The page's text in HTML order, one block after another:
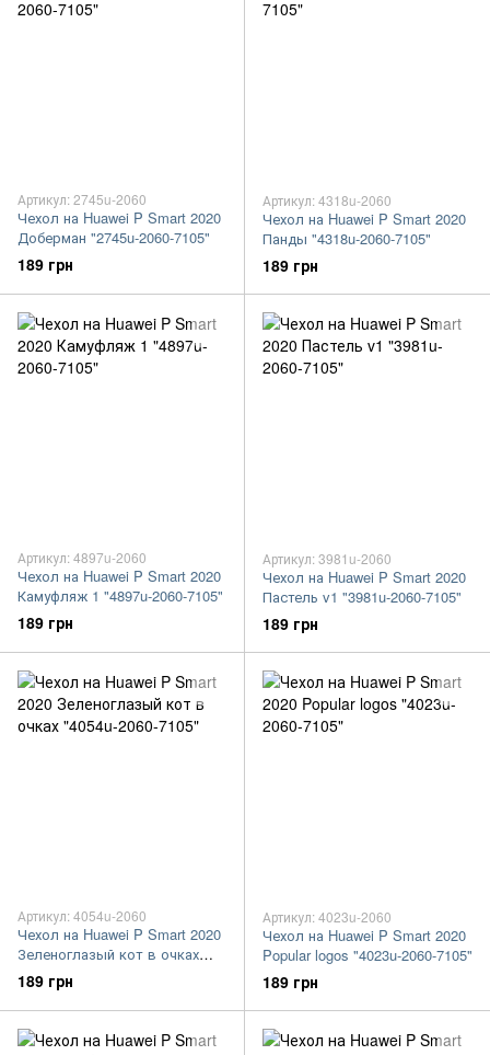
Артикул: 2745u-2060
Чехол на Huawei P Smart 2020
Доберман "2745u-2060-7105"
189 грн
Артикул: 4318u-2060
Чехол на Huawei P Smart 2020
Панды "4318u-2060-7105"
189 грн
Артикул: 4897u-2060
Чехол на Huawei P Smart 2020
Камуфляж 1 "4897u-2060-7105"
189 грн
Артикул: 3981u-2060
Чехол на Huawei P Smart 2020
Пастель v1 "3981u-2060-7105"
189 грн
Артикул: 4054u-2060
Чехол на Huawei P Smart 2020
Зеленоглазый кот в очках
"4054u-2060-7105"
189 грн
Артикул: 4023u-2060
Чехол на Huawei P Smart 2020
Popular logos "4023u-2060-7105"
189 грн